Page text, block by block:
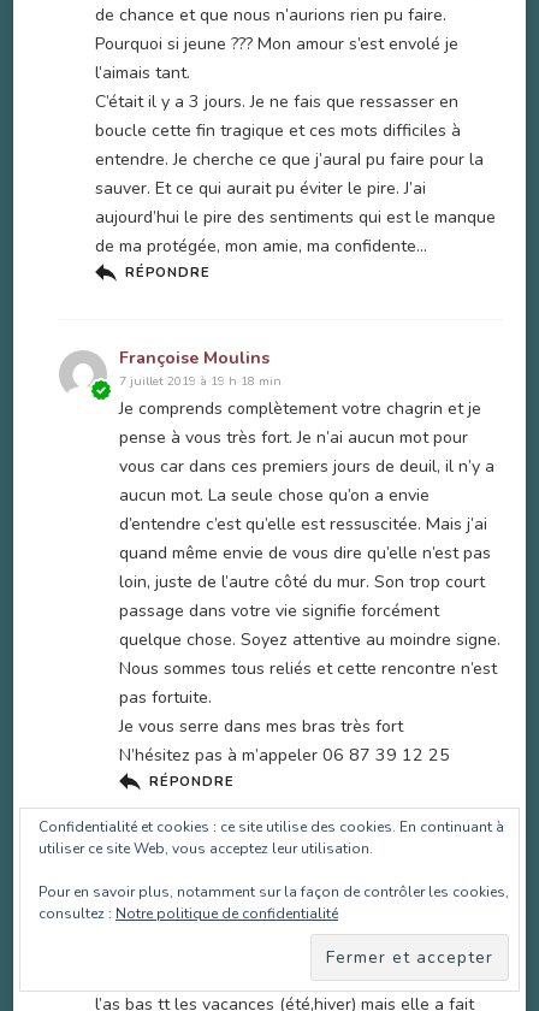
de chance et que nous n’aurions rien pu faire.
Pourquoi si jeune ??? Mon amour s’est envolé je
l’aimais tant.
C’était il y a 3 jours. Je ne fais que ressasser en
boucle cette fin tragique et ces mots difficiles à
entendre. Je cherche ce que j’auraI pu faire pour la
sauver. Et ce qui aurait pu éviter le pire. J’ai
aujourd’hui le pire des sentiments qui est le manque
de ma protégée, mon amie, ma confidente…
RÉPONDRE
Françoise Moulins
7 juillet 2019 à 19 h 18 min
Je comprends complètement votre chagrin et je
pense à vous très fort. Je n’ai aucun mot pour
vous car dans ces premiers jours de deuil, il n’y a
aucun mot. La seule chose qu’on a envie
d’entendre c’est qu’elle est ressuscitée. Mais j’ai
quand même envie de vous dire qu’elle n’est pas
loin, juste de l’autre côté du mur. Son trop court
passage dans votre vie signifie forcément
quelque chose. Soyez attentive au moindre signe.
Nous sommes tous reliés et cette rencontre n’est
pas fortuite.
Je vous serre dans mes bras très fort
N’hésitez pas à m’appeler 06 87 39 12 25
RÉPONDRE
12 octobre 2019 à 20 h 22 min
J’ai perdu ma jument il y a 2ans et encore aujourd’hui
je pleure..je la voyais que pendant les vacances car
elle était chez quelqu’un que je connaissais et j’allais
l’as bas tt les vacances (été,hiver) mais elle a fait
Confidentialité et cookies : ce site utilise des cookies. En continuant à
utiliser ce site Web, vous acceptez leur utilisation.
Pour en savoir plus, notamment sur la façon de contrôler les cookies,
consultez : Notre politique de confidentialité